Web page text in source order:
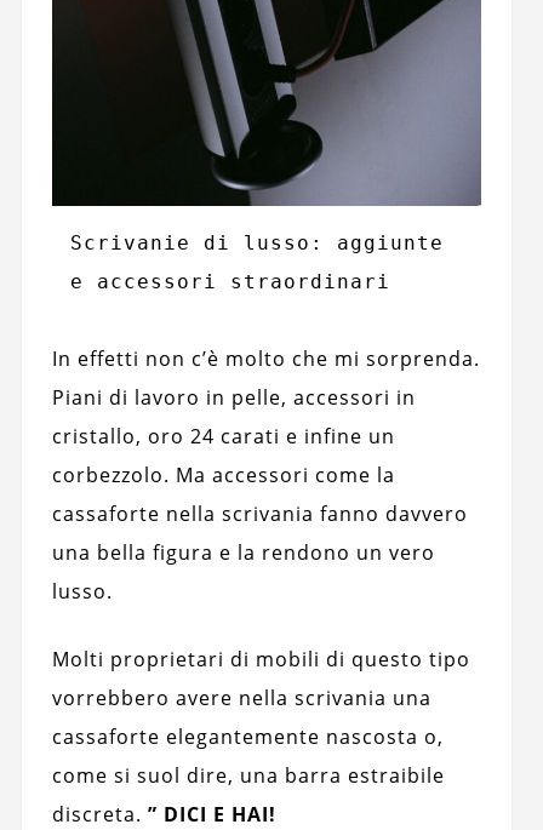
Scrivanie di lusso: aggiunte
e accessori straordinari
In effetti non c’è molto che mi sorprenda.
Piani di lavoro in pelle, accessori in
cristallo, oro 24 carati e infine un
corbezzolo. Ma accessori come la
cassaforte nella scrivania fanno davvero
una bella figura e la rendono un vero
lusso.
Molti proprietari di mobili di questo tipo
vorrebbero avere nella scrivania una
cassaforte elegantemente nascosta o,
come si suol dire, una barra estraibile
discreta. ” DICI E HAI!